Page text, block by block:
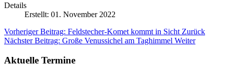
Details
Erstellt: 01. November 2022
Vorheriger Beitrag: Feldstecher-Komet kommt in Sicht Zurück
Nächster Beitrag: Große Venussichel am Taghimmel Weiter
Aktuelle Termine